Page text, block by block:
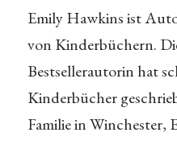
Emily Hawkins ist
von Kinderbüchern.
Bestsellerautorin hat
Kinderbücher
Familie in Winchester,